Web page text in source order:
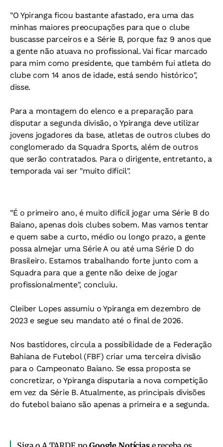
"O Ypiranga ficou bastante afastado, era uma das
minhas maiores preocupações para que o clube
buscasse parceiros e a Série B, porque faz 9 anos que
a gente não atuava no profissional. Vai ficar marcado
para mim como presidente, que também fui atleta do
clube com 14 anos de idade, está sendo histórico",
disse.
Para a montagem do elenco e a preparação para
disputar a segunda divisão, o Ypiranga deve utilizar
jovens jogadores da base, atletas de outros clubes do
conglomerado da Squadra Sports, além de outros
que serão contratados. Para o dirigente, entretanto, a
temporada vai ser "muito difícil".
"É o primeiro ano, é muito difícil jogar uma Série B do
Baiano, apenas dois clubes sobem. Mas vamos tentar
e quem sabe a curto, médio ou longo prazo, a gente
possa almejar uma Série A ou até uma Série D do
Brasileiro. Estamos trabalhando forte junto com a
Squadra para que a gente não deixe de jogar
profissionalmente", concluiu.
Cleiber Lopes assumiu o Ypiranga em dezembro de
2023 e segue seu mandato até o final de 2026.
Nos bastidores, circula a possibilidade de a Federação
Bahiana de Futebol (FBF) criar uma terceira divisão
para o Campeonato Baiano. Se essa proposta se
concretizar, o Ypiranga disputaria a nova competição
em vez da Série B. Atualmente, as principais divisões
do futebol baiano são apenas a primeira e a segunda.